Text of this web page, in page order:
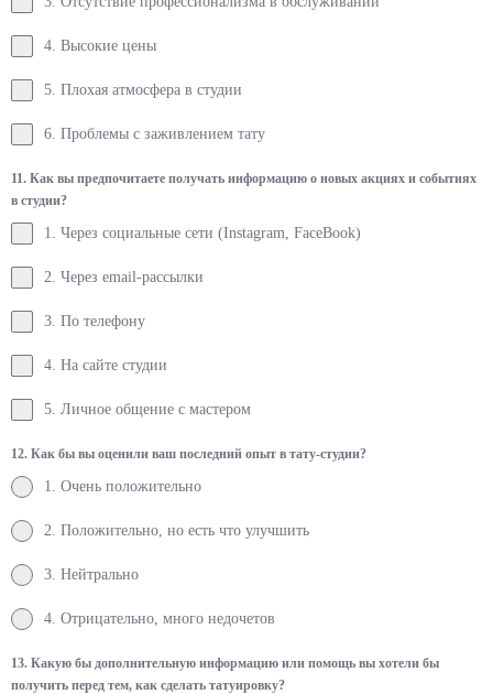
4. Высокие цены
5. Плохая атмосфера в студии
6. Проблемы с заживлением тату
11. Как вы предпочитаете получать информацию о новых акциях и событиях
в студии?
1. Через социальные сети (Instagram, FaceBook)
2. Через email-рассылки
3. По телефону
4. На сайте студии
5. Личное общение с мастером
12. Как бы вы оценили ваш последний опыт в тату-студии?
1. Очень положительно
2. Положительно, но есть что улучшить
3. Нейтрально
4. Отрицательно, много недочетов
13. Какую бы дополнительную информацию или помощь вы хотели бы
получить перед тем, как сделать татуировку?